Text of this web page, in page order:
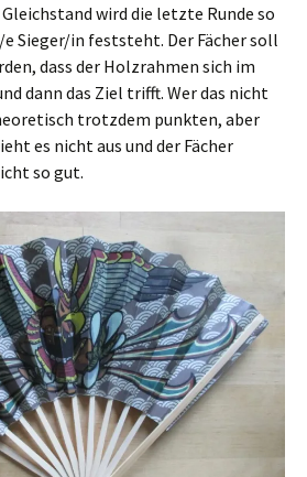
wird die letzte Runde so
Sieger/in feststeht. Der Fächer soll
dass der Holzrahmen sich im
dann das Ziel trifft. Wer das nicht
trotzdem punkten, aber
es nicht aus und der Fächer
so gut.